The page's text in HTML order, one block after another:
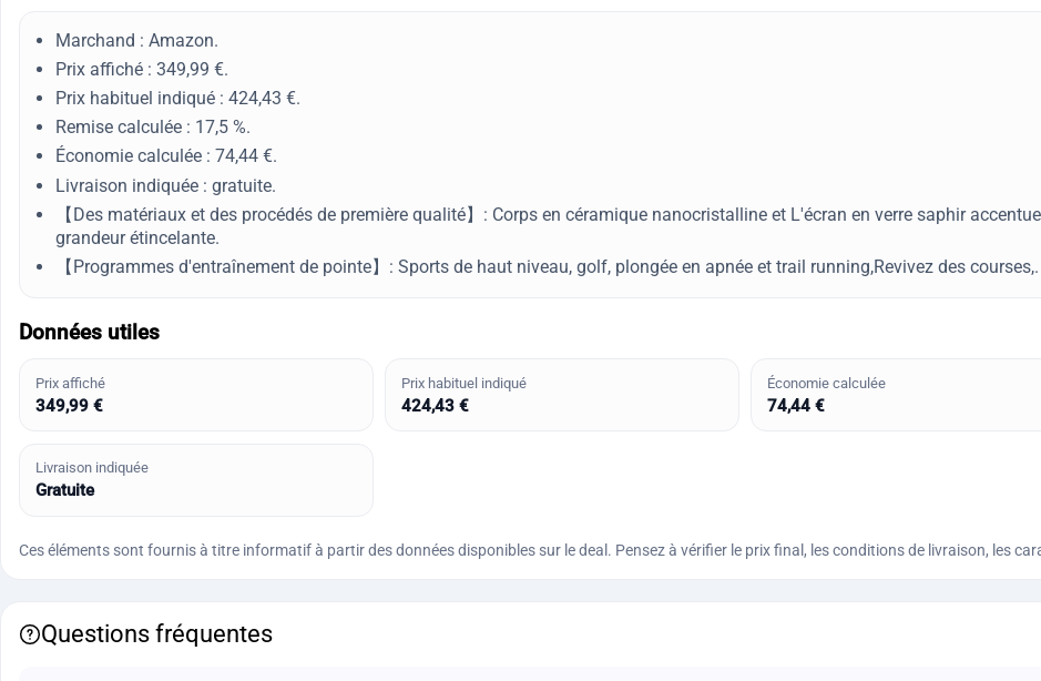
Marchand : Amazon.
Prix affiché : 349,99 €.
Prix habituel indiqué : 424,43 €.
Remise calculée : 17,5 %.
Économie calculée : 74,44 €.
Livraison indiquée : gratuite.
【Des matériaux et des procédés de première qualité】: Corps en céramique nanocristalline et L'écran en verre saphir
grandeur étincelante.
【Programmes d'entraînement de pointe】: Sports de haut niveau, golf, plongée en apnée et trail running,Revivez des courses,.
Données utiles
Prix affiché
349,99 €
Prix habituel indiqué
424,43 €
Économie calculée
74,44 €
Livraison indiquée
Gratuite
Ces éléments sont fournis à titre informatif à partir des données disponibles sur le deal. Pensez à vérifier le prix final, les conditions de livraison, les
Questions fréquentes